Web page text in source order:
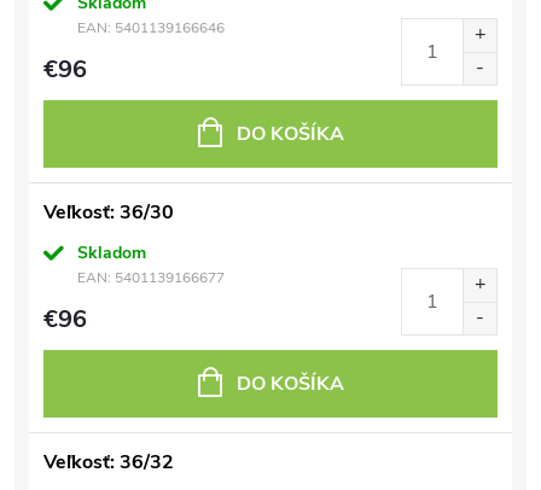
EAN: 5401139166646
€96
DO KOŠÍKA
Veľkosť: 36/30
Skladom
EAN: 5401139166677
€96
DO KOŠÍKA
Veľkosť: 36/32